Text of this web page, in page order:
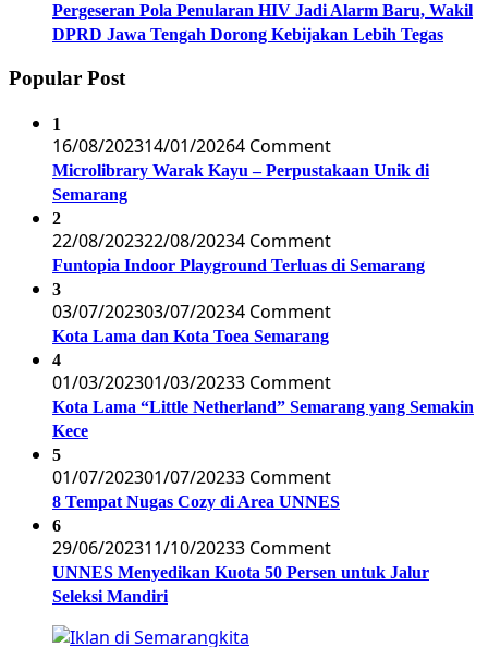
Pergeseran Pola Penularan HIV Jadi Alarm Baru, Wakil
DPRD Jawa Tengah Dorong Kebijakan Lebih Tegas
Popular Post
1
16/08/202314/01/20264 Comment
Microlibrary Warak Kayu – Perpustakaan Unik di
Semarang
2
22/08/202322/08/20234 Comment
Funtopia Indoor Playground Terluas di Semarang
3
03/07/202303/07/20234 Comment
Kota Lama dan Kota Toea Semarang
4
01/03/202301/03/20233 Comment
Kota Lama “Little Netherland” Semarang yang Semakin
Kece
5
01/07/202301/07/20233 Comment
8 Tempat Nugas Cozy di Area UNNES
6
29/06/202311/10/20233 Comment
UNNES Menyedikan Kuota 50 Persen untuk Jalur
Seleksi Mandiri